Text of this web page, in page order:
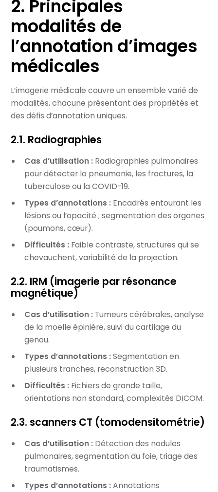
2. Principales
modalités de
l’annotation d’images
médicales
L’imagerie médicale couvre un ensemble varié de
modalités, chacune présentant des propriétés et
des défis d’annotation uniques.
2.1. Radiographies
Cas d’utilisation : Radiographies pulmonaires
pour détecter la pneumonie, les fractures, la
tuberculose ou la COVID-19.
Types d’annotations : Encadrés entourant les
lésions ou l’opacité ; segmentation des organes
(poumons, cœur).
Difficultés : Faible contraste, structures qui se
chevauchent, variabilité de la projection.
2.2. IRM (imagerie par résonance
magnétique)
Cas d’utilisation : Tumeurs cérébrales, analyse
de la moelle épinière, suivi du cartilage du
genou.
Types d’annotations :Segmentation en
plusieurs tranches, reconstruction 3D.
Difficultés : Fichiers de grande taille,
orientations non standard, complexités DICOM.
2.3. scanners CT (tomodensitométrie)
Cas d’utilisation : Détection des nodules
pulmonaires, segmentation du foie, triage des
traumatismes.
Types d’annotations :Annotations